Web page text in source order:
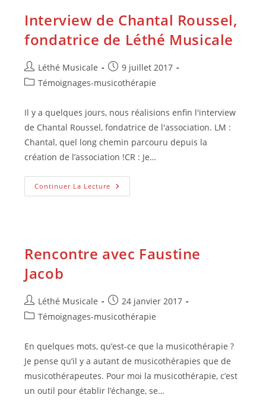
Interview de Chantal Roussel,
fondatrice de Léthé Musicale
Auteur/autrice
de
Léthé Musicale
Publication
publiée :
9 juillet 2017
PostTémoignages-musicothérapie
Il y a quelques jours, nous réalisions enfin l'interview
de Chantal Roussel, fondatrice de l'association. LM :
Chantal, quel long chemin parcouru depuis la
création de l’association !CR : Je…
Continuer La Lecture Interview
De
Rencontre avec Faustine
Jacob
Auteur/autrice
de
Léthé Musicale
Publication
publiée :
24 janvier 2017
PostTémoignages-musicothérapie
En quelques mots, qu’est-ce que la musicothérapie ?
Je pense qu’il y a autant de musicothérapies que de
musicothérapeutes. Pour moi la musicothérapie, c’est
un outil pour établir l’échange, se…